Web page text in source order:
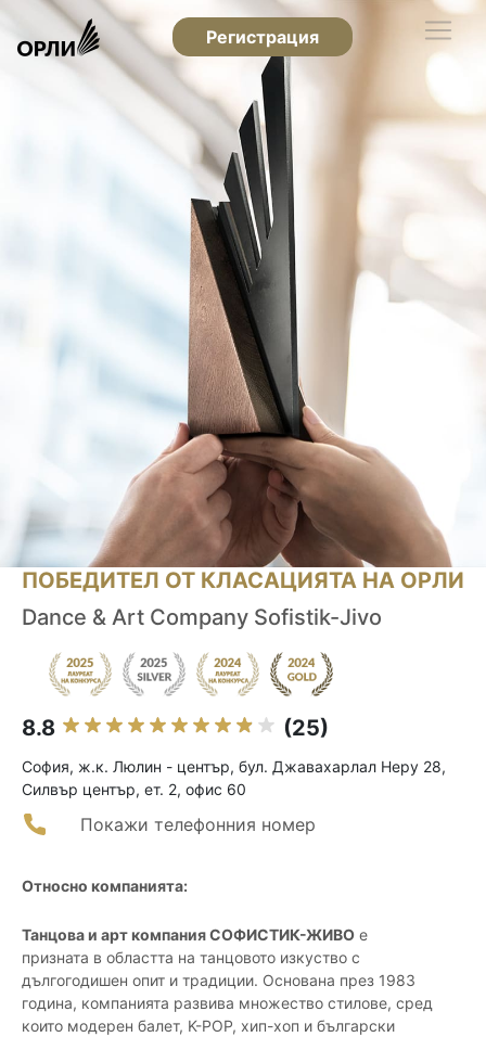
Регистрация
ПОБЕДИТЕЛ ОТ КЛАСАЦИЯТА НА ОРЛИ
Dance & Art Company Sofistik-Jivo
8.8 (25)
София, ж.к. Люлин - център, бул. Джавахарлал Неру 28,
Силвър център, ет. 2, офис 60
Покажи телефонния номер
Относно компанията:
Танцова и арт компания СОФИСТИК-ЖИВО е
призната в областта на танцовото изкуство с
дългогодишен опит и традиции. Основана през 1983
година, компанията развива множество стилове, сред
които модерен балет, K-POP, хип-хоп и български